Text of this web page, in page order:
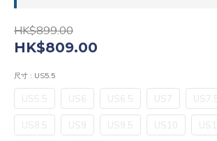
HK$899.00
HK$809.00
尺寸 : US5.5
US5.5 US6 US6.5 US7 US7.5
US8.5 US9 US9.5 US10